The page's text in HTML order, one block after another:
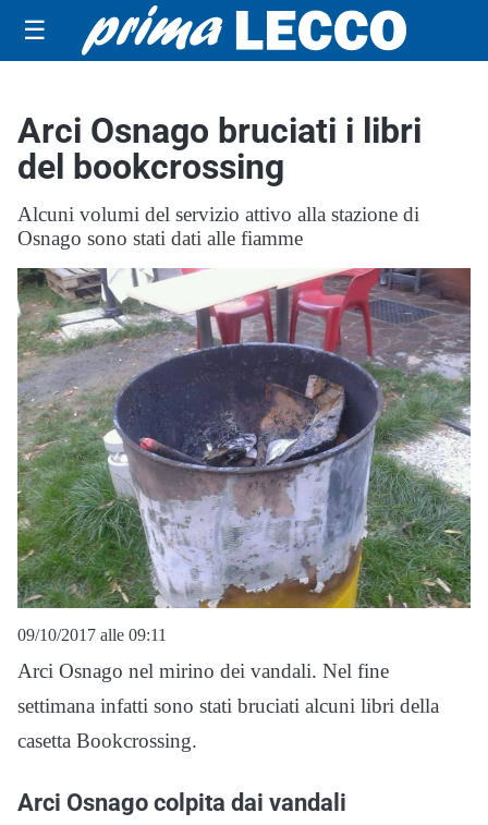
☰
Arci Osnago bruciati i libri
del bookcrossing
Alcuni volumi del servizio attivo alla stazione di
Osnago sono stati dati alle fiamme
09/10/2017 alle 09:11
Arci Osnago nel mirino dei vandali. Nel fine
settimana infatti sono stati bruciati alcuni libri della
casetta Bookcrossing.
Arci Osnago colpita dai vandali